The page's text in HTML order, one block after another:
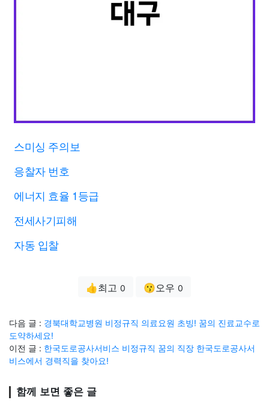
스미싱 주의보
응찰자 번호
에너지 효율 1등급
전세사기피해
자동 입찰
👍최고 0 😗오우 0
다음 글 : 경북대학교병원 비정규직 의료요원 초빙! 꿈의 진료교수로
도약하세요!
이전 글 : 한국도로공사서비스 비정규직 꿈의 직장 한국도로공사서
비스에서 경력직을 찾아요!
함께 보면 좋은 글